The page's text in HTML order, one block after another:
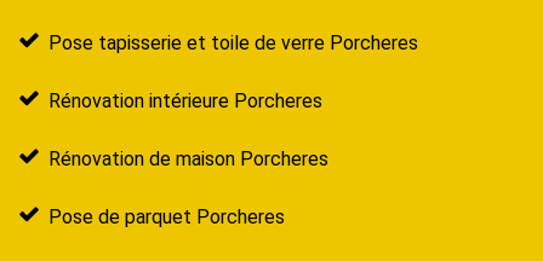
Pose tapisserie et toile de verre Porcheres
Rénovation intérieure Porcheres
Rénovation de maison Porcheres
Pose de parquet Porcheres